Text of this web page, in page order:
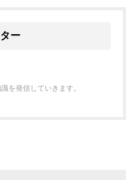
ー
を発信していきます。